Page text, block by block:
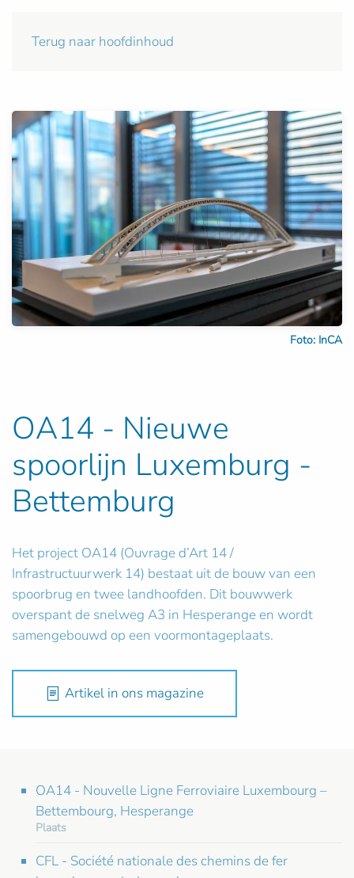
Terug naar hoofdinhoud
Foto: InCA
OA14 - Nieuwe
spoorlijn Luxemburg -
Bettemburg
Het project OA14 (Ouvrage d’Art 14 /
Infrastructuurwerk 14) bestaat uit de bouw van een
spoorbrug en twee landhoofden. Dit bouwwerk
overspant de snelweg A3 in Hesperange en wordt
samengebouwd op een voormontageplaats.
Artikel in ons magazine
OA14 - Nouvelle Ligne Ferroviaire Luxembourg –
Bettembourg, Hesperange
Plaats
CFL - Société nationale des chemins de fer